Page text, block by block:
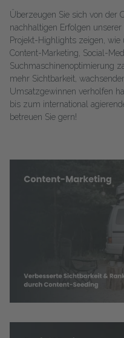
Überzeugen Sie sich von der
nachhaltigen Erfolgen
Projekt-Highlights zeigen, wie
Content-Marketing, Social-
Suchmaschinenoptimierung
mehr Sichtbarkeit,
Umsatzgewinnen verholfen
bis zum international
betreuen Sie gern!